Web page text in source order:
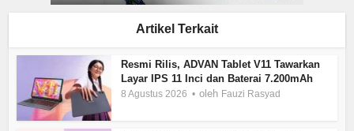
Artikel Terkait
Resmi Rilis, ADVAN Tablet V11 Tawarkan
Layar IPS 11 Inci dan Baterai 7.200mAh
8 Agustus 2026 oleh Fauzi Rasyad